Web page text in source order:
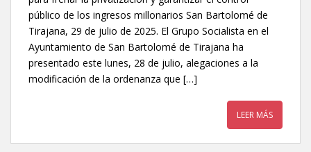
público de los ingresos millonarios San Bartolomé de
Tirajana, 29 de julio de 2025. El Grupo Socialista en el
Ayuntamiento de San Bartolomé de Tirajana ha
presentado este lunes, 28 de julio, alegaciones a la
modificación de la ordenanza que […]
LEER MÁS